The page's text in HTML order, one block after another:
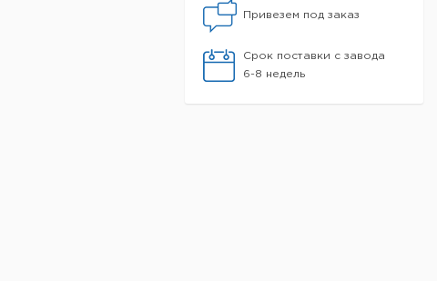
Привезем под заказ
Срок поставки с завода
6-8 недель